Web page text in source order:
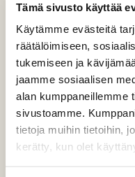
Tämä sivusto käyttää
Käytämme evästeitä
räätälöimiseen,
tukemiseen ja
jaamme sosiaalisen
alan kumppaneillemme
sivustoamme.
tietoja muihin tietoihin,
kerätty, kun olet